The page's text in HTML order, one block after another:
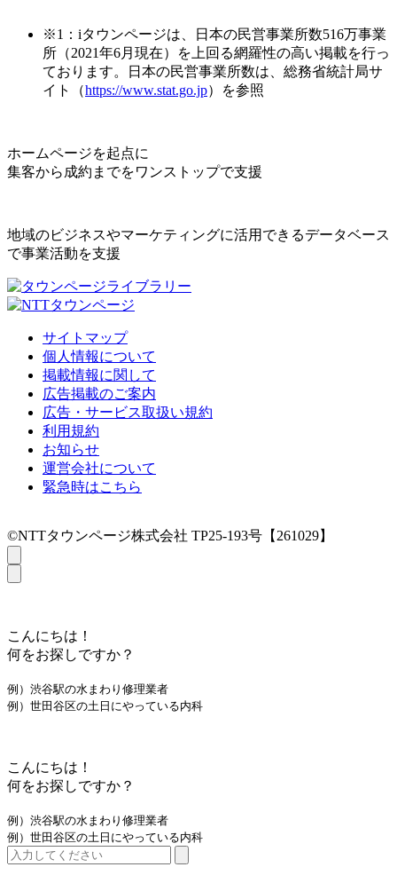
※1：iタウンページは、日本の民営事業所数516万事業
所（2021年6月現在）を上回る網羅性の高い掲載を行っ
ております。日本の民営事業所数は、総務省統計局サ
イト（https://www.stat.go.jp）を参照
ホームページを起点に
集客から成約までをワンストップで支援
地域のビジネスやマーケティングに活用できるデータベース
で事業活動を支援
サイトマップ
個人情報について
掲載情報に関して
広告掲載のご案内
広告・サービス取扱い規約
利用規約
お知らせ
運営会社について
緊急時はこちら
©NTTタウンページ株式会社 TP25-193号【261029】
こんにちは！
何をお探しですか？
例）渋谷駅の水まわり修理業者
例）世田谷区の土日にやっている内科
こんにちは！
何をお探しですか？
例）渋谷駅の水まわり修理業者
例）世田谷区の土日にやっている内科